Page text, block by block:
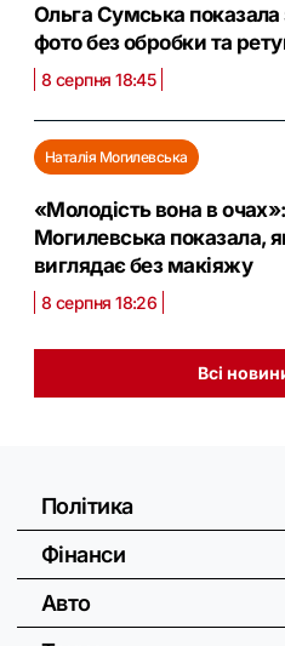
Ольга Сумська показала
фото без обробки та
8 серпня 18:45
Наталія Могилевська
«Молодість вона в очах»:
Могилевська показала,
виглядає без макіяжу
8 серпня 18:26
Всі
Політика
Фінанси
Авто